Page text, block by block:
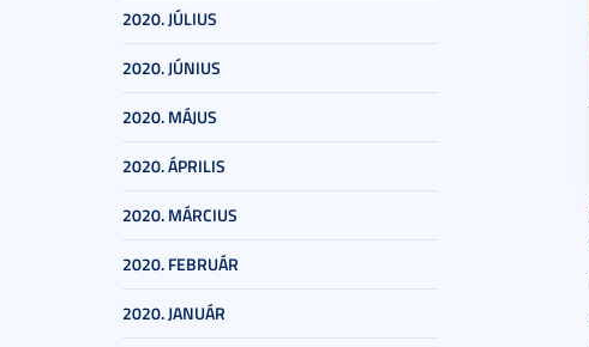
2020. JÚLIUS
2020. JÚNIUS
2020. MÁJUS
2020. ÁPRILIS
2020. MÁRCIUS
2020. FEBRUÁR
2020. JANUÁR